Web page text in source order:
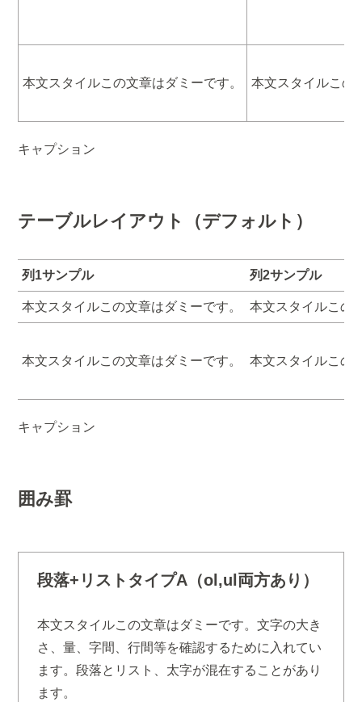
本文スタイルこの文章はダミーです。 本文スタイルこの
キャプション
テーブルレイアウト（デフォルト）
列1サンプル 列2サンプル
本文スタイルこの文章はダミーです。 本文スタイルこの
本文スタイルこの文章はダミーです。 本文スタイルこの
キャプション
囲み罫
段落+リストタイプA（ol,ul両方あり）
本文スタイルこの文章はダミーです。文字の大き
さ、量、字間、行間等を確認するために入れてい
ます。段落とリスト、太字が混在することがあり
ます。